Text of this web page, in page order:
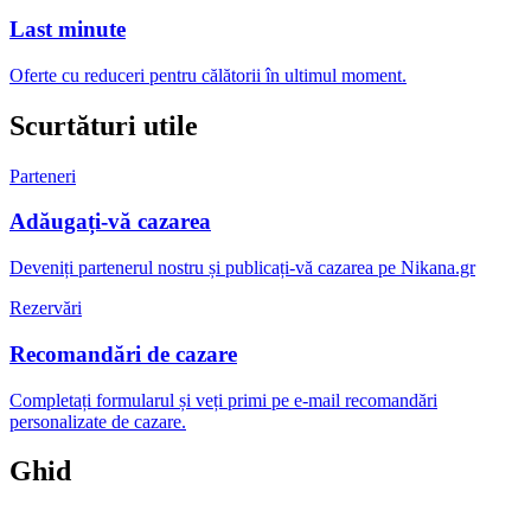
Last minute
Oferte cu reduceri pentru călătorii în ultimul moment.
Scurtături utile
Parteneri
Adăugați-vă cazarea
Deveniți partenerul nostru și publicați-vă cazarea pe Nikana.gr
Rezervări
Recomandări de cazare
Completați formularul și veți primi pe e-mail recomandări
personalizate de cazare.
Ghid